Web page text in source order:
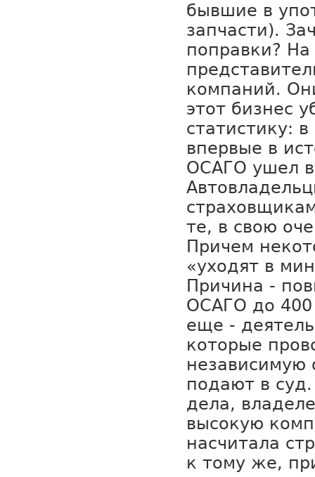
бывшие в
запчасти).
поправки?
компаний.
этот бизнес
статистику:
впервые в
ОСАГО ушел
те, в свою
Причем
«уходят в
Причина -
ОСАГО до 400
еще -
которые
независимую
подают в
дела,
высокую
насчитала
к тому же,